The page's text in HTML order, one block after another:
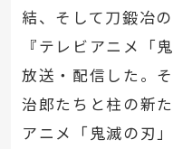
結、そして刀鍛冶
『テレビアニメ「
放送・配信した。
治郎たちと柱の新
アニメ「鬼滅の刃